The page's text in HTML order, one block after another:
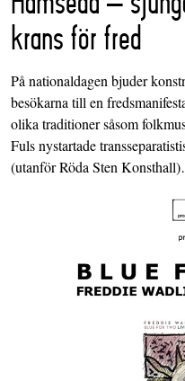
krans för fred
På nationaldagen bjuder
besökarna till en
olika traditioner såsom
Fuls nystartade
(utanför Röda Sten